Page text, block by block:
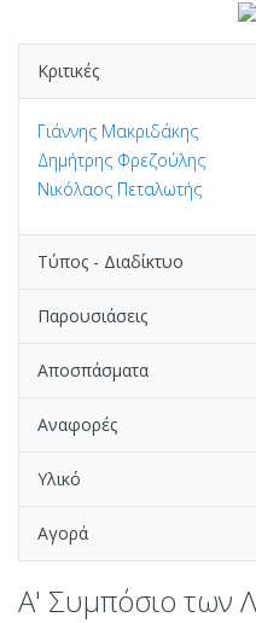
Κριτικές
Γιάννης Μακριδάκης
Δημήτρης Φρεζούλης
Νικόλαος Πεταλωτής
Τύπος - Διαδίκτυο
Παρουσιάσεις
Αποσπάσματα
Αναφορές
Υλικό
Αγορά
Α' Συμπόσιο των